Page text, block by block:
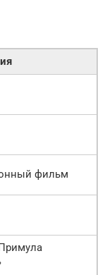
фильм